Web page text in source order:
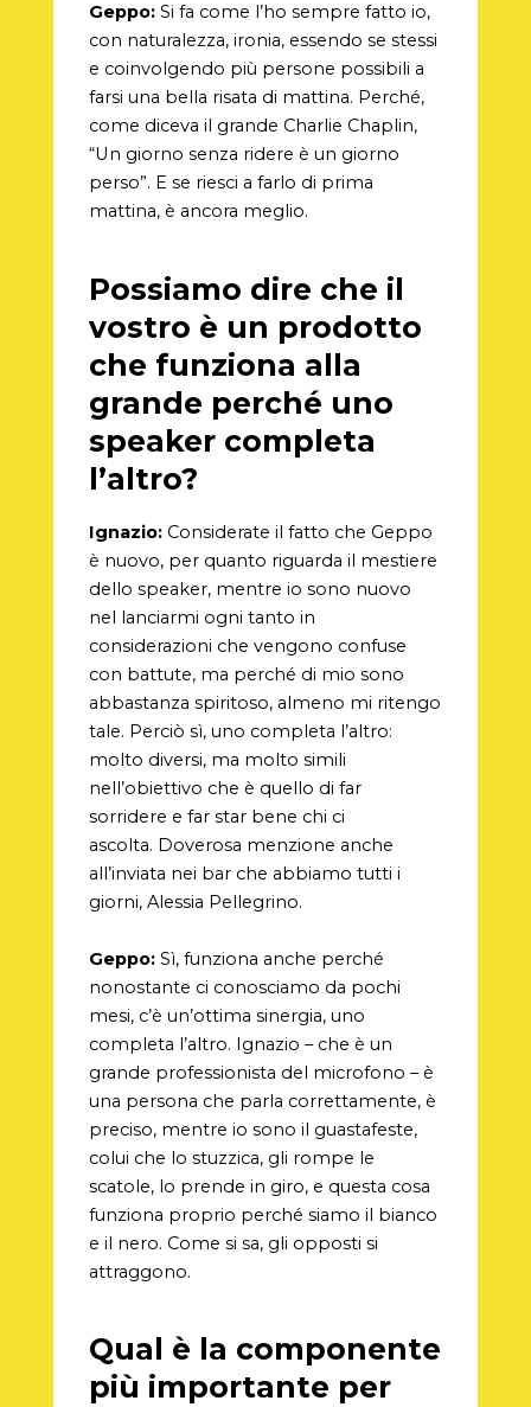
Geppo:Si fa come l’ho sempre fatto io,
con naturalezza, ironia, essendo se stessi
e coinvolgendo più persone possibili a
farsi una bella risata di mattina. Perché,
come diceva il grande Charlie Chaplin,
“Un giorno senza ridere è un giorno
perso”. E se riesci a farlo di prima
mattina, è ancora meglio.
Possiamo dire che il
vostro è un prodotto
che funziona alla
grande perché uno
speaker completa
l’altro?
Ignazio:Considerate il fatto che Geppo
è nuovo, per quanto riguarda il mestiere
dello speaker, mentre io sono nuovo
nel lanciarmi ogni tanto in
considerazioni che vengono confuse
con battute, ma perché di mio sono
abbastanza spiritoso, almeno mi ritengo
tale. Perciò sì, uno completa l’altro:
molto diversi, ma molto simili
nell’obiettivo che è quello di far
sorridere e far star bene chi ci
ascolta. Doverosa menzione anche
all’inviata nei bar che abbiamo tutti i
giorni, Alessia Pellegrino.
Geppo:Sì, funziona anche perché
nonostante ci conosciamo da pochi
mesi, c’è un’ottima sinergia, uno
completa l’altro. Ignazio – che è un
grande professionista del microfono – è
una persona che parla correttamente, è
preciso, mentre io sono il guastafeste,
colui che lo stuzzica, gli rompe le
scatole, lo prende in giro, e questa cosa
funziona proprio perché siamo il bianco
e il nero. Come si sa, gli opposti si
attraggono.
Qual è la componente
più importante per